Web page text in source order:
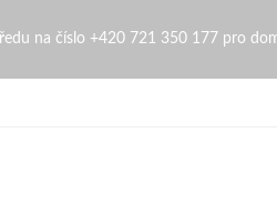
na číslo +420 721 350 177 pro